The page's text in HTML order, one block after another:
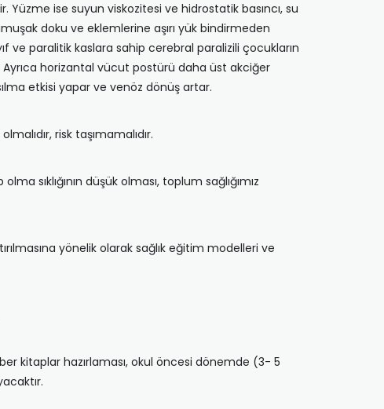
ise suyun viskozitesi ve hidrostatik basıncı, su
doku ve eklemlerine aşırı yük bindirmeden
ve paralitik kaslara sahip cerebral paralizili çocukların
horizantal vücut postürü daha üst akciğer
etkisi yapar ve venöz dönüş artar.
risk taşımamalıdır.
sıklığının düşük olması, toplum sağlığımız
yönelik olarak sağlık eğitim modelleri ve
kitaplar hazırlaması, okul öncesi dönemde (3- 5